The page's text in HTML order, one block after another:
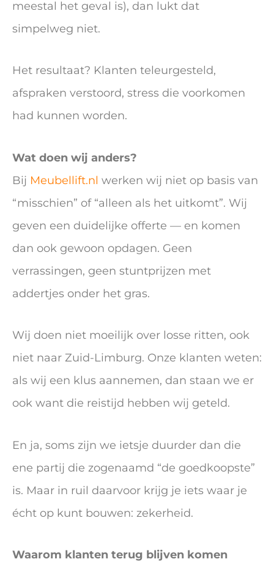
meestal het geval is), dan lukt dat
simpelweg niet.
Het resultaat? Klanten teleurgesteld,
afspraken verstoord, stress die voorkomen
had kunnen worden.
Wat doen wij anders?
Bij Meubellift.nl werken wij niet op basis van
“misschien” of “alleen als het uitkomt”. Wij
geven een duidelijke offerte — en komen
dan ook gewoon opdagen. Geen
verrassingen, geen stuntprijzen met
addertjes onder het gras.
Wij doen niet moeilijk over losse ritten, ook
niet naar Zuid-Limburg. Onze klanten weten:
als wij een klus aannemen, dan staan we er
ook want die reistijd hebben wij geteld.
En ja, soms zijn we ietsje duurder dan die
ene partij die zogenaamd “de goedkoopste”
is. Maar in ruil daarvoor krijg je iets waar je
écht op kunt bouwen: zekerheid.
Waarom klanten terug blijven komen